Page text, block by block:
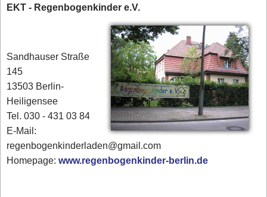
EKT - Regenbogenkinder e.V.
Sandhauser Straße
145
13503 Berlin-
Heiligensee
Tel. 030 - 431 03 84‎
E-Mail:
regenbogenkinderladen@gmail.com
Homepage:www.regenbogenkinder-berlin.de